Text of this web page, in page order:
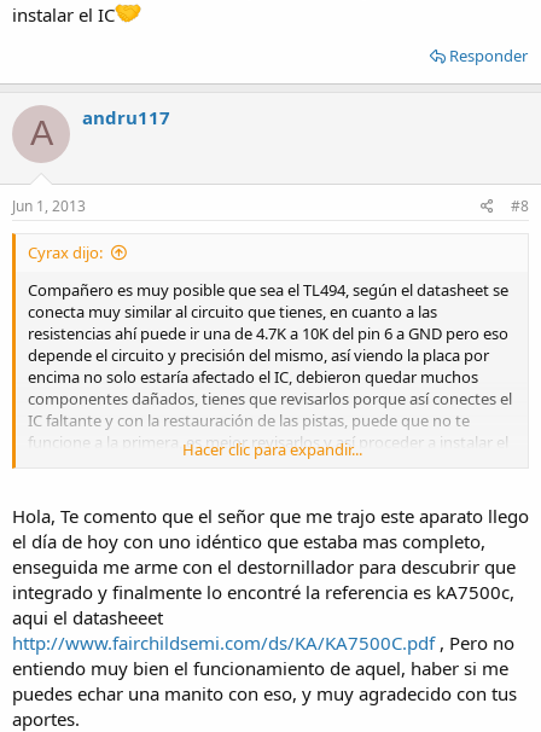
instalar el IC
Responder
A andru117
Jun 1, 2013 #8
Cyrax dijo:
Compañero es muy posible que sea el TL494, según el datasheet se
conecta muy similar al circuito que tienes, en cuanto a las
resistencias ahí puede ir una de 4.7K a 10K del pin 6 a GND pero eso
depende el circuito y precisión del mismo, así viendo la placa por
encima no solo estaría afectado el IC, debieron quedar muchos
componentes dañados, tienes que revisarlos porque así conectes el
IC faltante y con la restauración de las pistas, puede que no te
funcione a la primera, es mejor revisarlos y así proceder a instalar el
Hacer clic para expandir...
Hola, Te comento que el señor que me trajo este aparato llego
el día de hoy con uno idéntico que estaba mas completo,
enseguida me arme con el destornillador para descubrir que
integrado y finalmente lo encontré la referencia es kA7500c,
aqui el datasheeet
http://www.fairchildsemi.com/ds/KA/KA7500C.pdf, Pero no
entiendo muy bien el funcionamiento de aquel, haber si me
puedes echar una manito con eso, y muy agradecido con tus
aportes.